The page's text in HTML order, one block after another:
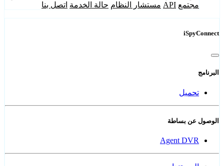
مجتمع API مستشار النظام حالة الخدمة اتصل بنا
iSpyConnect
البرنامج
تحميل
الوصول عن بساطة
Agent DVR